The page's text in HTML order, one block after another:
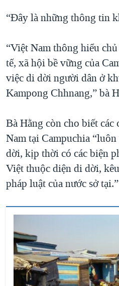
“Đây là những thông tin
“Việt Nam thông hiểu
tế, xã hội bề vững của
việc di dời người dân ở
Kampong Chhnang,” bà
Bà Hằng còn cho biết
Nam tại Campuchia
dời, kịp thời có các biện
Việt thuộc diện di dời,
pháp luật của nước sở tại.”